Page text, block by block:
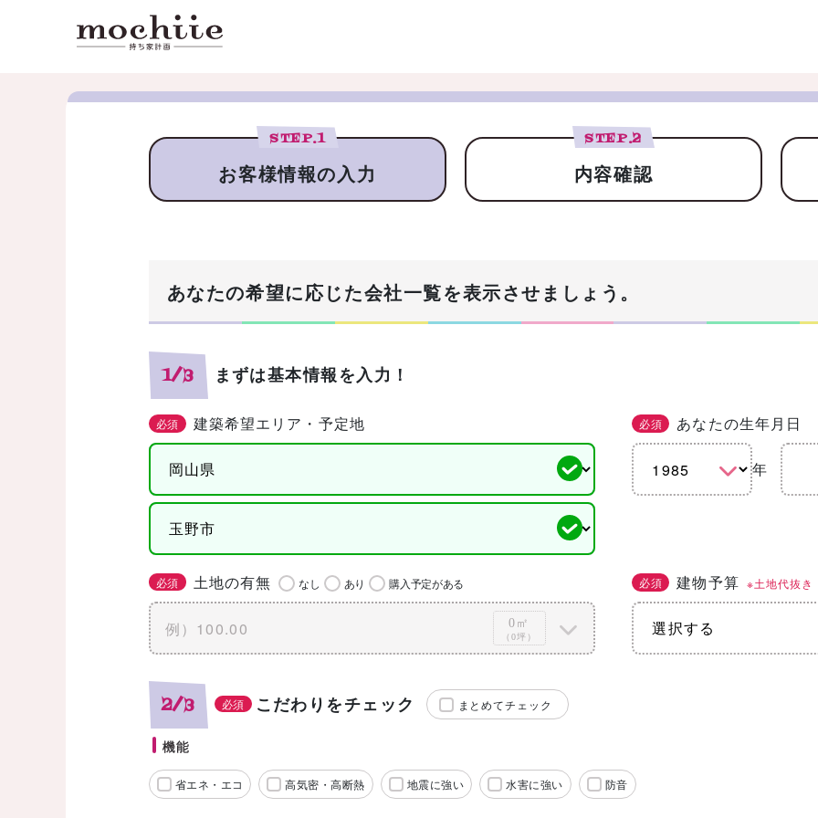
STEP.1
お客様情報の入力
STEP.2
内容確認
あなたの希望に応じた会社一覧を表示させましょう。
1/3 まずは基本情報を入力！
必須 建築希望エリア・予定地 必須 あなたの生年月日
年
必須 土地の有無 なし あり 購入予定がある
0㎡
（0坪）
必須 建物予算 ※土地代抜き
2/3 必須 こだわりをチェック まとめてチェック
機能
省エネ・エコ 高気密・高断熱 地震に強い 水害に強い 防音